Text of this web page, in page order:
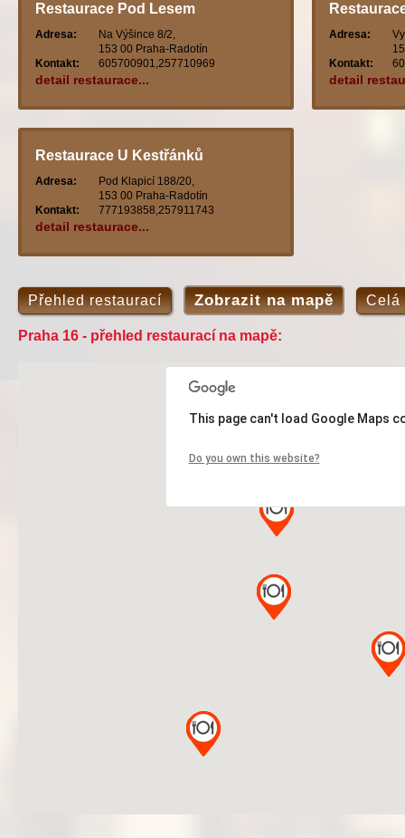
Restaurace Pod Lesem
Adresa:
Na Výšince 8/2,
153 00 Praha-Radotín
Kontakt:
605700901,257710969
detail restaurace...
Adresa:
Kontakt:
detail
Restaurace U Kestřánků
Adresa:
Pod Klapicí 188/20,
153 00 Praha-Radotín
Kontakt:
777193858,257911743
detail restaurace...
Přehled restaurací Zobrazit na mapě Celá
Praha 16 - přehled restaurací na mapě:
This page can't load Google Maps
Do you own this website?